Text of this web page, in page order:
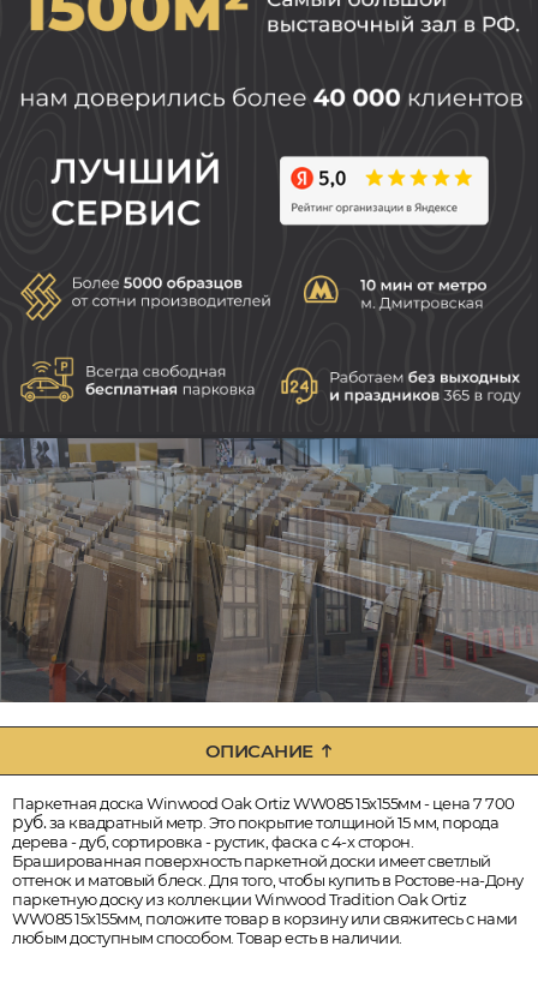
ОПИСАНИЕ
Паркетная доска Winwood Oak Ortiz WW085 15х155мм - цена 7 700
руб.за квадратный метр. Это покрытие толщиной 15 мм, порода
дерева - дуб, сортировка - рустик, фаска с 4-х сторон.
Брашированная поверхность паркетной доски имеет светлый
оттенок и матовый блеск. Для того, чтобы купить в Ростове-на-Дону
паркетную доску из коллекции Winwood Tradition Oak Ortiz
WW085 15х155мм, положите товар в корзину или свяжитесь с нами
любым доступным способом. Товар есть в наличии.